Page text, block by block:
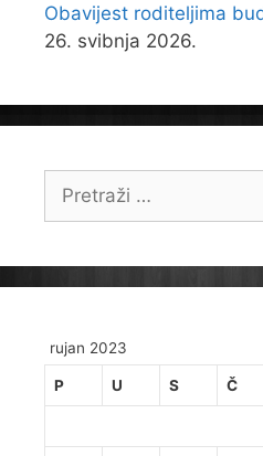
Obavijest roditeljima
26. svibnja 2026.
rujan 2023
P U S Č